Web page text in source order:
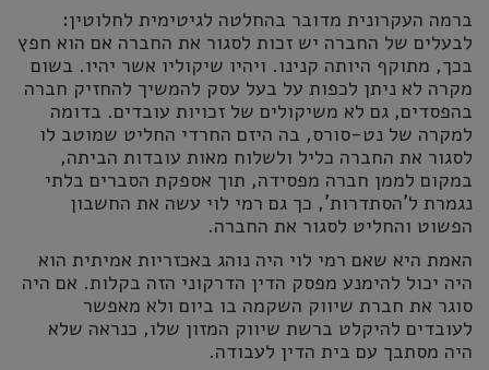
ברמה העקרונית מדובר בהחלטה לגיטימית לחלוטין:
לבעלים של החברה יש זכות לסגור את החברה אם הוא חפץ
בכך, מתוקף היותה קנינו. ויהיו שיקוליו אשר יהיו. בשום
מקרה לא ניתן לכפות על בעל עסק להמשיך להחזיק חברה
בהפסדים, גם לא משיקולים של זכויות עובדים. בדומה
למקרה של נט-סורס, בה היזם החרדי החליט שמוטב לו
לסגור את החברה כליל ולשלוח מאות עובדות הביתה,
במקום לממן חברה מפסידה, תוך אספקת הסברים בלתי
נגמרת ל'הסתדרות', כך גם רמי לוי עשה את החשבון
הפשוט והחליט לסגור את החברה.
האמת היא שאם רמי לוי היה נוהג באכזריות אמיתית הוא
היה יכול להימנע מפסק הדין הדרקוני הזה בקלות. אם היה
סוגר את חברת שיווק השקמה בו ביום ולא מאפשר
לעובדים להיקלט ברשת שיווק המזון שלו, כנראה שלא
היה מסתבך עם בית הדין לעבודה.